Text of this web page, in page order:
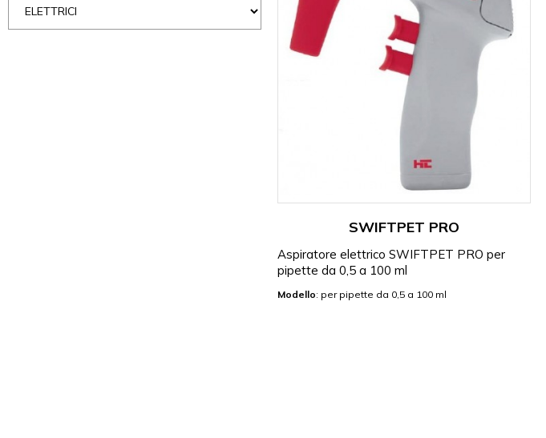
SWIFTPET PRO
Aspiratore elettrico SWIFTPET PRO per
pipette da 0,5 a 100 ml
Modello: per pipette da 0,5 a 100 ml